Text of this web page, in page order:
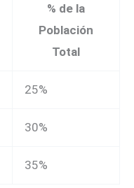
% de la
Población
Total
25%
30%
35%